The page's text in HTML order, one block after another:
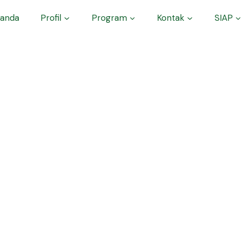
Profil Program Kontak SIAP